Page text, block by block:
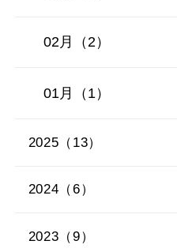
02月（2）
01月（1）
2025（13）
2024（6）
2023（9）